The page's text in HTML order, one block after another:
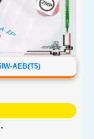
AEB(T5)